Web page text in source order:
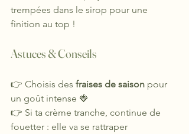
trempées dans le sirop pour une
finition au top !
Astuces & Conseils
👉 Choisis des fraises de saison pour
un goût intense 🍓
👉 Si ta crème tranche, continue de
fouetter : elle va se rattraper